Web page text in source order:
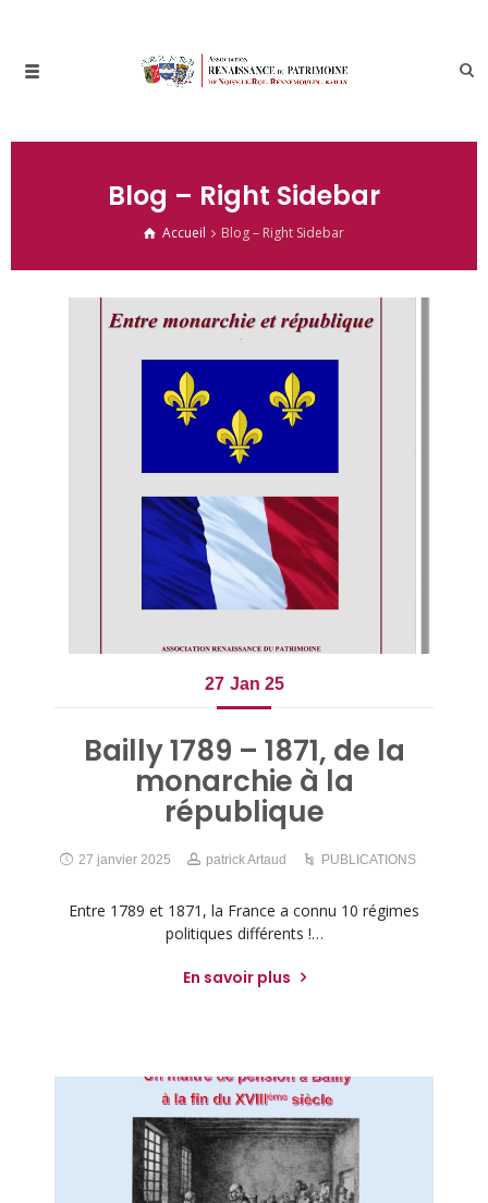
Blog – Right Sidebar
Accueil Blog – Right Sidebar
27 Jan 25
Bailly 1789 – 1871, de la
monarchie à la
république
27 janvier 2025 patrick Artaud PUBLICATIONS
Entre 1789 et 1871, la France a connu 10 régimes
politiques différents !…
En savoir plus